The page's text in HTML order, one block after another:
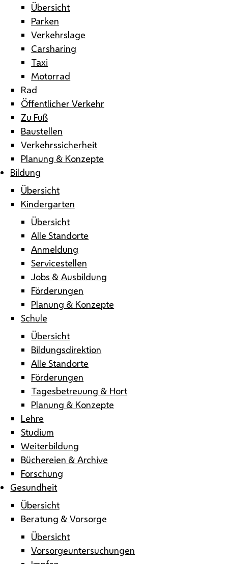
Übersicht
Parken
Verkehrslage
Carsharing
Taxi
Motorrad
Rad
Öffentlicher Verkehr
Zu Fuß
Baustellen
Verkehrssicherheit
Planung & Konzepte
Bildung
Übersicht
Kindergarten
Übersicht
Alle Standorte
Anmeldung
Servicestellen
Jobs & Ausbildung
Förderungen
Planung & Konzepte
Schule
Übersicht
Bildungsdirektion
Alle Standorte
Förderungen
Tagesbetreuung & Hort
Planung & Konzepte
Lehre
Studium
Weiterbildung
Büchereien & Archive
Forschung
Gesundheit
Übersicht
Beratung & Vorsorge
Übersicht
Vorsorgeuntersuchungen